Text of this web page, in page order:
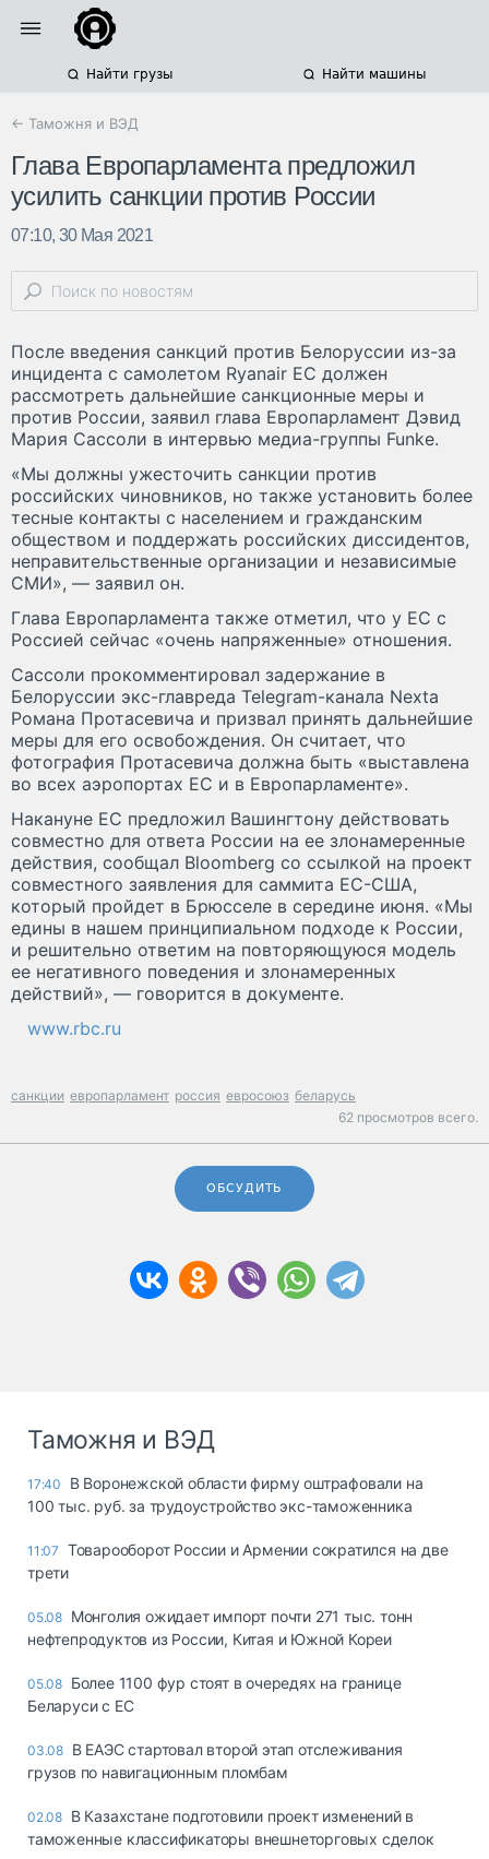
Найти грузы Найти машины
← Таможня и ВЭД
Глава Европарламента предложил
усилить санкции против России
07:10, 30 Мая 2021
После введения санкций против Белоруссии из-за
инцидента с самолетом Ryanair ЕС должен
рассмотреть дальнейшие санкционные меры и
против России, заявил глава Европарламент Дэвид
Мария Сассоли в интервью медиа-группы Funke.
«Мы должны ужесточить санкции против
российских чиновников, но также установить более
тесные контакты с населением и гражданским
обществом и поддержать российских диссидентов,
неправительственные организации и независимые
СМИ», — заявил он.
Глава Европарламента также отметил, что у ЕС с
Россией сейчас «очень напряженные» отношения.
Сассоли прокомментировал задержание в
Белоруссии экс-главреда Telegram-канала Nexta
Романа Протасевича и призвал принять дальнейшие
меры для его освобождения. Он считает, что
фотография Протасевича должна быть «выставлена
во всех аэропортах ЕС и в Европарламенте».
Накануне ЕС предложил Вашингтону действовать
совместно для ответа России на ее злонамеренные
действия, сообщал Bloomberg со ссылкой на проект
совместного заявления для саммита ЕС-США,
который пройдет в Брюсселе в середине июня. «Мы
едины в нашем принципиальном подходе к России,
и решительно ответим на повторяющуюся модель
ее негативного поведения и злонамеренных
действий», — говорится в документе.
www.rbc.ru
санкции европарламент россия евросоюз беларусь
62 просмотров всего.
ОБСУДИТЬ
Таможня и ВЭД
17:40
В Воронежской области фирму оштрафовали на
100 тыс. руб. за трудоустройство экс-таможенника
11:07 Товарооборот России и Армении сократился на две
трети
05.08 Монголия ожидает импорт почти 271 тыс. тонн
нефтепродуктов из России, Китая и Южной Кореи
05.08 Более 1100 фур стоят в очередях на границе
Беларуси с ЕС
03.08 В ЕАЭС стартовал второй этап отслеживания
грузов по навигационным пломбам
02.08 В Казахстане подготовили проект изменений в
таможенные классификаторы внешнеторговых сделок